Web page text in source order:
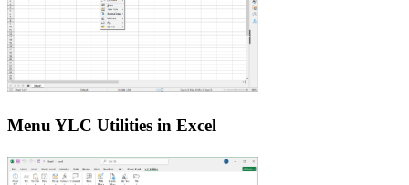
Menu YLC Utilities in Excel